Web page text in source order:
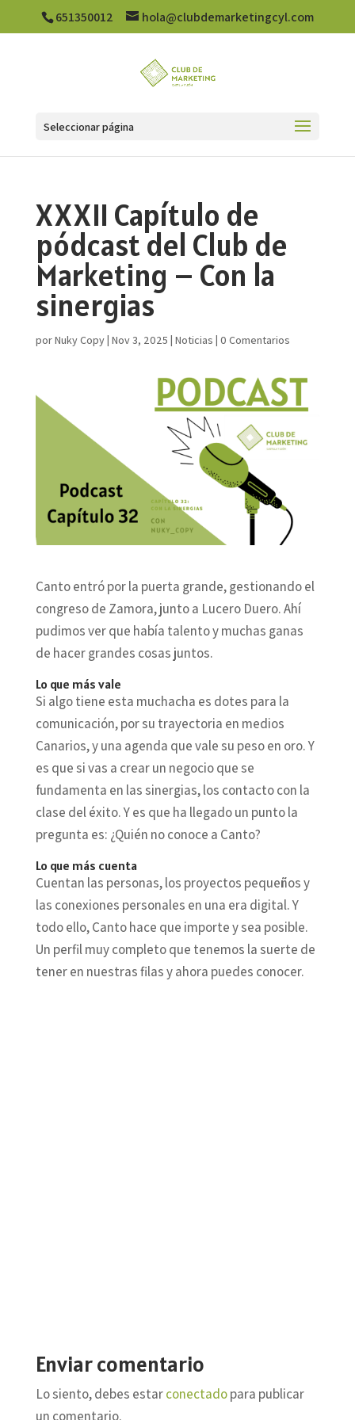
651350012 hola@clubdemarketingcyl.com
Seleccionar página
XXXII Capítulo de
pódcast del Club de
Marketing – Con la
sinergias
porNuky Copy| Nov 3, 2025 | Noticias | 0 Comentarios
Canto entró por la puerta grande, gestionando el
congreso de Zamora, junto a Lucero Duero. Ahí
pudimos ver que había talento y muchas ganas
de hacer grandes cosas juntos.
Lo que más vale
Si algo tiene esta muchacha es dotes para la
comunicación, por su trayectoria en medios
Canarios, y una agenda que vale su peso en oro. Y
es que si vas a crear un negocio que se
fundamenta en las sinergias, los contacto con la
clase del éxito. Y es que ha llegado un punto la
pregunta es: ¿Quién no conoce a Canto?
Lo que más cuenta
Cuentan las personas, los proyectos pequeños y
las conexiones personales en una era digital. Y
todo ello, Canto hace que importe y sea posible.
Un perfil muy completo que tenemos la suerte de
tener en nuestras filas y ahora puedes conocer.
Enviar comentario
Lo siento, debes estarconectadopara publicar
un comentario.